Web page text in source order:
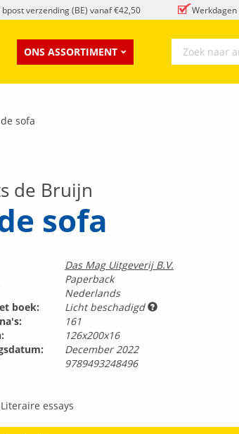
verzending (BE) vanaf €42,50
ONS ASSORTIMENT
sofa
de Bruijn
sofa
Das Mag Uitgeverij B.V.
Paperback
Nederlands
boek:
Licht beschadigd
161
126x200x16
December 2022
9789493248496
Literaire essays